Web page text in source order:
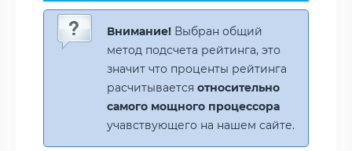
Внимание! Выбран общий
метод подсчета рейтинга, это
значит что проценты рейтинга
расчитывается относительно
самого мощного процессора
учавствующего на нашем сайте.